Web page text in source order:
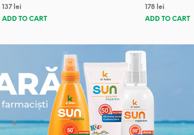
137 lei
ADD TO CART
178 lei
ADD TO CART